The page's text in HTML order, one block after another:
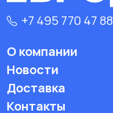
+7 495 770 47 88
О компании
Новости
Доставка
Контакты